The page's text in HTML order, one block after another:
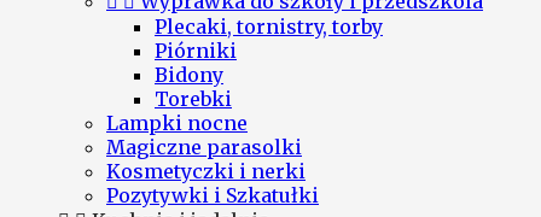
Plecaki, tornistry, torby
Piórniki
Bidony
Torebki
Lampki nocne
Magiczne parasolki
Kosmetyczki i nerki
Pozytywki i Szkatułki